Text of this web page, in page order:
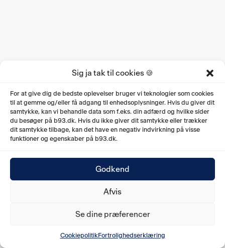
Sig ja tak til cookies 🍪
For at give dig de bedste oplevelser bruger vi teknologier som cookies
til at gemme og/eller få adgang til enhedsoplysninger. Hvis du giver dit
samtykke, kan vi behandle data som f.eks. din adfærd og hvilke sider
du besøger på b93.dk. Hvis du ikke giver dit samtykke eller trækker
dit samtykke tilbage, kan det have en negativ indvirkning på visse
funktioner og egenskaber på b93.dk.
Godkend
Afvis
Se dine præferencer
CookiepolitikFortrolighedserklæring